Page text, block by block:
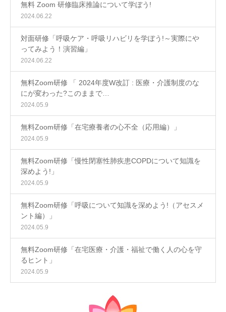
無料 Zoom 研修臨床推論について学ぼう!
2024.06.22
対面研修「呼吸ケア・呼吸リハビリを学ぼう!～実際にや
ってみよう！演習編」
2024.06.22
無料Zoom研修 「 2024年度W改訂 : 医療・介護制度のな
にが変わった?このままで…
2024.05.9
無料Zoom研修「在宅療養者の心不全（応用編）」
2024.05.9
無料Zoom研修「慢性閉塞性肺疾患COPDについて知識を
深めよう!」
2024.05.9
無料Zoom研修「呼吸について知識を深めよう!（アセスメ
ント編）」
2024.05.9
無料Zoom研修「在宅医療・介護・福祉で働く人の心を守
るヒント」
2024.05.9